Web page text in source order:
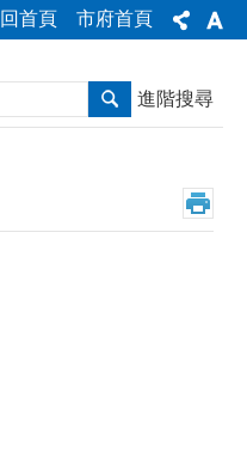
回首頁 市府首頁
搜尋 進階搜尋